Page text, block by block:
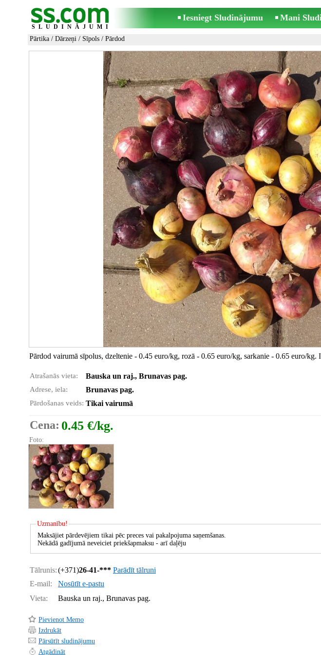
SLUDINĀJUMI
Iesniegt Sludinājumu Mani
Pārtika / Dārzeņi / Sīpols / Pārdod
Pārdod vairumā sīpolus, dzeltenie - 0.45 euro/kg, rozā - 0.65 euro/kg, sarkanie - 0.65 euro/kg.
Atrašanās vieta: Bauska un raj., Brunavas pag.
Adrese, iela: Brunavas pag.
Pārdošanas veids: Tikai vairumā
Cena: 0.45 €/kg.
Foto:
Uzmanību!
Maksājiet pārdevējiem tikai pēc preces vai pakalpojuma saņemšanas.
Nekādā gadījumā neveiciet priekšapmaksu - arī daļēju
Tālrunis:(+371)26-41-*** Parādīt tālruni
E-mail:
Nosūtīt e-pastu
Vieta:
Bauska un raj., Brunavas pag.
Pievienot Memo
Izdrukāt
Pārsūtīt sludinājumu
Atgādināt